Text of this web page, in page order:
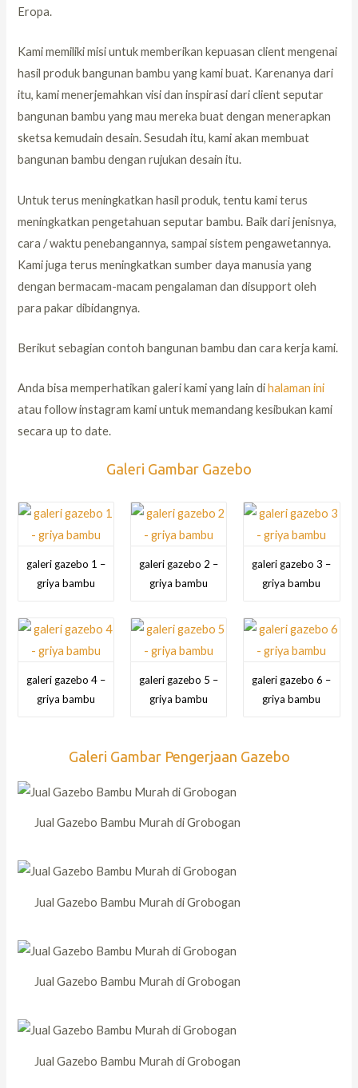
Eropa.
Kami memiliki misi untuk memberikan kepuasan client mengenai
hasil produk bangunan bambu yang kami buat. Karenanya dari
itu, kami menerjemahkan visi dan inspirasi dari client seputar
bangunan bambu yang mau mereka buat dengan menerapkan
sketsa kemudain desain. Sesudah itu, kami akan membuat
bangunan bambu dengan rujukan desain itu.
Untuk terus meningkatkan hasil produk, tentu kami terus
meningkatkan pengetahuan seputar bambu. Baik dari jenisnya,
cara / waktu penebangannya, sampai sistem pengawetannya.
Kami juga terus meningkatkan sumber daya manusia yang
dengan bermacam-macam pengalaman dan disupport oleh
para pakar dibidangnya.
Berikut sebagian contoh bangunan bambu dan cara kerja kami.
Anda bisa memperhatikan galeri kami yang lain dihalaman ini
atau follow instagram kami untuk memandang kesibukan kami
secara up to date.
Galeri Gambar Gazebo
galeri gazebo 1 –
griya bambu
galeri gazebo 2 –
griya bambu
galeri gazebo 3 –
griya bambu
galeri gazebo 4 –
griya bambu
galeri gazebo 5 –
griya bambu
galeri gazebo 6 –
griya bambu
Galeri Gambar Pengerjaan Gazebo
Jual Gazebo Bambu Murah di Grobogan
Jual Gazebo Bambu Murah di Grobogan
Jual Gazebo Bambu Murah di Grobogan
Jual Gazebo Bambu Murah di Grobogan